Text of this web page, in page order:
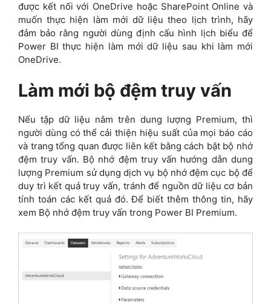
được kết nối với OneDrive hoặc SharePoint Online và
muốn thực hiện làm mới dữ liệu theo lịch trình, hãy
đảm bảo rằng người dùng định cấu hình lịch biểu để
Power BI thực hiện làm mới dữ liệu sau khi làm mới
OneDrive.
Làm mới bộ đệm truy vấn
Nếu tập dữ liệu nằm trên dung lượng Premium, thì
người dùng có thể cải thiện hiệu suất của mọi báo cáo
và trang tổng quan được liên kết bằng cách bật bộ nhớ
đệm truy vấn. Bộ nhớ đệm truy vấn hướng dẫn dung
lượng Premium sử dụng dịch vụ bộ nhớ đệm cục bộ để
duy trì kết quả truy vấn, tránh để nguồn dữ liệu cơ bản
tính toán các kết quả đó. Để biết thêm thông tin, hãy
xem Bộ nhớ đệm truy vấn trong Power BI Premium.